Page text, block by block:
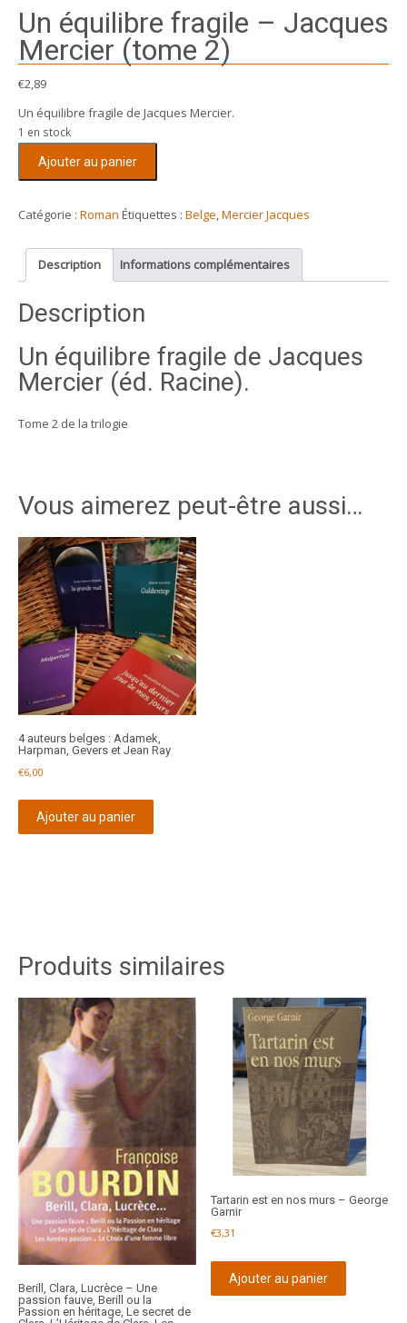
Un équilibre fragile – Jacques
Mercier (tome 2)
€2,89
Un équilibre fragile de Jacques Mercier.
1 en stock
équilibre
Jacques
(tome
Ajouter au panier
Catégorie : Roman Étiquettes : Belge,Mercier Jacques
Description Informations complémentaires
Description
Un équilibre fragile de Jacques
Mercier (éd. Racine).
Tome 2 de la trilogie
Vous aimerez peut-être aussi…
4 auteurs belges : Adamek,
Harpman, Gevers et Jean Ray
€6,00
Ajouter au panier
Produits similaires
Berill, Clara, Lucrèce – Une
passion fauve, Berill ou la
Passion en héritage, Le secret de
Tartarin est en nos murs – George
Garnir
€3,31
Ajouter au panier